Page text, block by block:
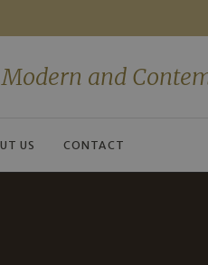
Modern and
US CONTACT